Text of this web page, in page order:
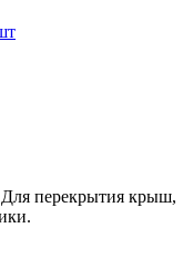
Для перекрытия крыш,